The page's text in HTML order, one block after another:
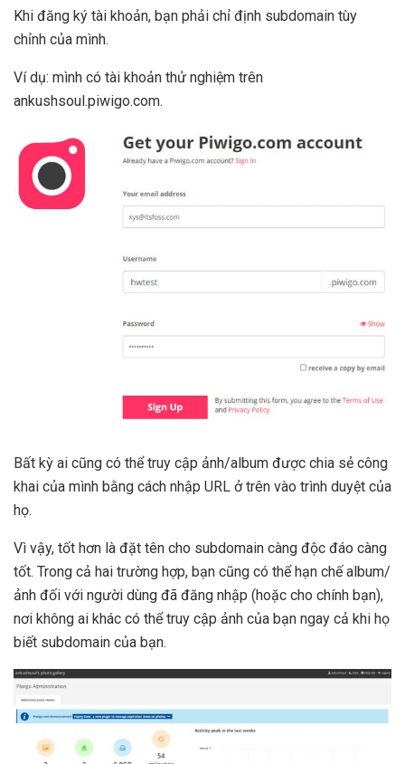
Khi đăng ký tài khoản, bạn phải chỉ định subdomain tùy
chỉnh của mình.
Ví dụ: mình có tài khoản thử nghiệm trên
ankushsoul.piwigo.com.
Bất kỳ ai cũng có thể truy cập ảnh/album được chia sẻ công
khai của mình bằng cách nhập URL ở trên vào trình duyệt của
họ.
Vì vậy, tốt hơn là đặt tên cho subdomain càng độc đáo càng
tốt. Trong cả hai trường hợp, bạn cũng có thể hạn chế album/
ảnh đối với người dùng đã đăng nhập (hoặc cho chính bạn),
nơi không ai khác có thể truy cập ảnh của bạn ngay cả khi họ
biết subdomain của bạn.